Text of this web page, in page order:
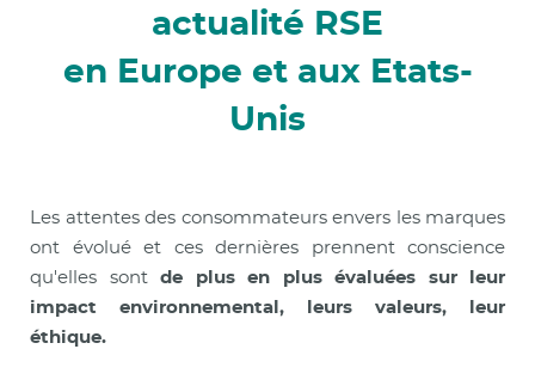
actualité RSE
en Europe et aux Etats-
Unis
Les attentes des consommateurs envers les marques
ont évolué et ces dernières prennent conscience
qu'elles sont de plus en plus évaluées sur leur
impact environnemental, leurs valeurs, leur
éthique.